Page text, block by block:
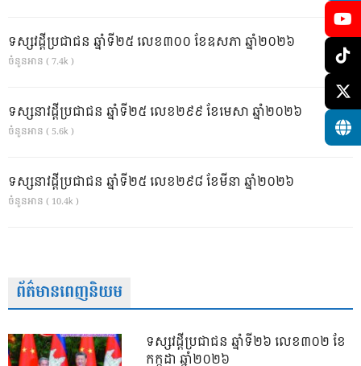
ទស្សវដ្តីប្រជាជន ឆ្នាំទី២៥ លេខ៣០០ ខែឧសភា ឆ្នាំ២០២៦
ចំនួនអាន ( 7.4k )
ទស្សនាវដ្ដីប្រជាជន ឆ្នាំទី២៥ លេខ២៩៩ ខែមេសា ឆ្នាំ២០២៦
ចំនួនអាន ( 5.6k )
ទស្សនាវដ្ដីប្រជាជន ឆ្នាំទី២៥ លេខ២៩៨ ខែមីនា ឆ្នាំ២០២៦
ចំនួនអាន ( 10.4k )
ព័ត៌មានពេញនិយម
ទស្សវដ្តីប្រជាជន ឆ្នាំទី២៦ លេខ៣០២ ខែ
កក្កដា ឆ្នាំ២០២៦